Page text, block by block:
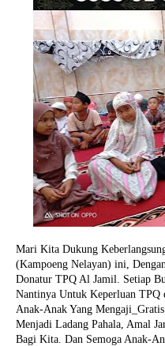
Mari Kita Dukung
(Kampoeng Nelayan) ini,
Donatur TPQ Al Jamil. Setiap
Nantinya Untuk Keperluan
Anak-Anak Yang
Menjadi Ladang Pahala, Amal
Bagi Kita. Dan Semoga Anak-